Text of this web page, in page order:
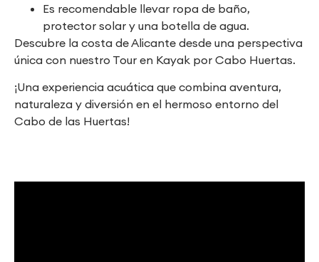
Es recomendable llevar ropa de baño,
protector solar y una botella de agua.
Descubre la costa de Alicante desde una perspectiva
única con nuestro Tour en Kayak por Cabo Huertas.
¡Una experiencia acuática que combina aventura,
naturaleza y diversión en el hermoso entorno del
Cabo de las Huertas!